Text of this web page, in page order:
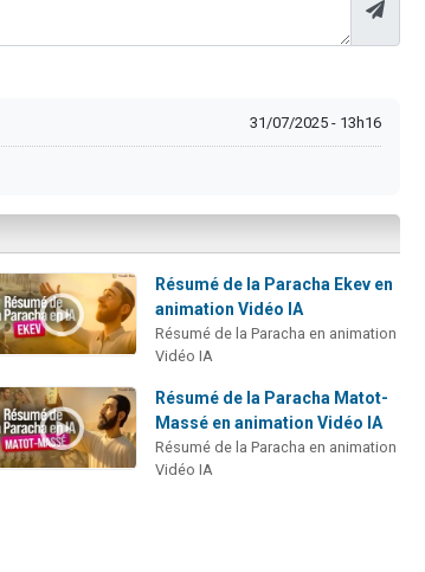
31/07/2025 - 13h16
Résumé de la Paracha Ekev en
animation Vidéo IA
Résumé de la Paracha en animation
Vidéo IA
Résumé de la Paracha Matot-
Massé en animation Vidéo IA
Résumé de la Paracha en animation
Vidéo IA